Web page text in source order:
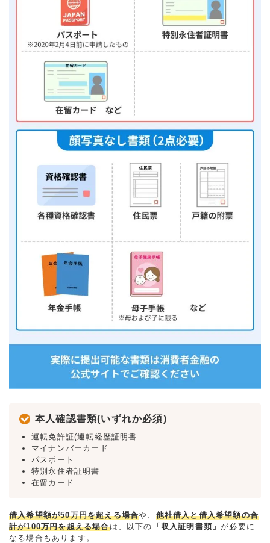
本人確認書類(いずれか必須)
運転免許証(運転経歴証明書
マイナンバーカード
パスポート
特別永住者証明書
在留カード
借入希望額が50万円を超える場合や、 他社借入と借入希望額の合
計が100万円を超える場合は、以下の 「収入証明書類」が必要に
なる場合もあります。